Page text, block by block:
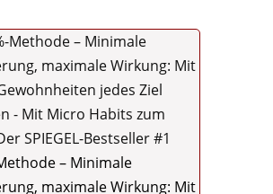
– Minimale
maximale Wirkung: Mit